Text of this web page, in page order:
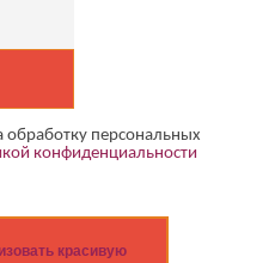
обработку персональных
конфиденциальности
красивую